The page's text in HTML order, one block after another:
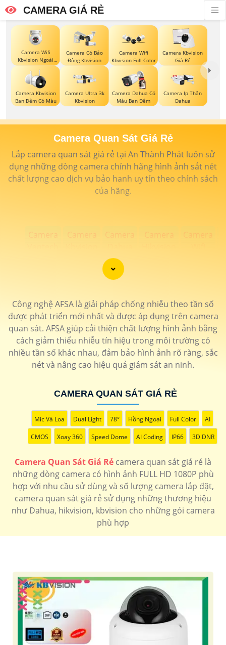
CAMERA GIÁ RẺ
Camera Wifi
Kbvision Ngoài
Trời 360
Camera Có Báo
Động Kbvision
Camera Wifi
Kbvision Full Color
Camera Kbvision
Giá Rẻ
Camera Kbvision
Ban Đêm Có Màu
Camera Ultra 3k
Kbvision
Camera Dahua Có
Màu Ban Đêm
Camera Ip Thân
Dahua
Camera Quan Sát Giá Rẻ
Lắp camera quan sát giá rẻ tại An Thành Phát luôn sử
dụng những dòng camera chính hãng hình ảnh sắt nét
chất lượng cao dịch vụ bảo hanh uy tín theo chính sách
của hãng.
Camera
Camera
Camera
Giá Rẻ
Camera
Camera
Lắp camera quan sát giá rẻ lựa chọn những thương
hiệu camera uy tín giúp bạn sử dụng hệ thống camera
quan sát hoặt động tốt hơn chính sách bán hàng
những thương hiệu camera uy tín tốt hơn .
An Thành Phát công ty chuyên cung cấp các dòng sản
chiết khấu cao lắp đặt và bảo hành tân nơi.
Công nghệ AFSA là giải pháp chống nhiễu theo tần số
được phát triển mới nhất và được áp dụng trên camera
quan sát. AFSA giúp cải thiện chất lượng hình ảnh bằng
cách giảm thiểu nhiễu tín hiệu trong môi trường có
nhiều tần số khác nhau, đảm bảo hình ảnh rõ ràng, sắc
nét và nâng cao hiệu quả giám sát an ninh.
CAMERA QUAN SÁT GIÁ RẺ
Mic Và Loa Dual Light 78° Hồng Ngoại Full Color AI
CMOS Xoay 360 Speed Dome AI Coding IP66 3D DNR
Camera Quan Sát Giá Rẻ camera quan sát giá rẻ là
những dòng camera có hình ảnh FULL HD 1080P phù
hợp với nhu cầu sử dùng và số lượng camera lắp đặt,
camera quan sát giá rẻ sử dụng những thương hiệu
như Dahua, hikvision, kbvision cho những gói camera
phù hợp